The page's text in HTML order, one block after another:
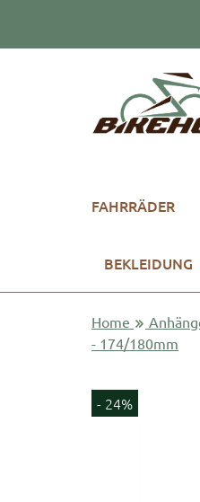
FAHRRÄDER
BEKLEIDUNG
Home
- 174/180mm
- 24%